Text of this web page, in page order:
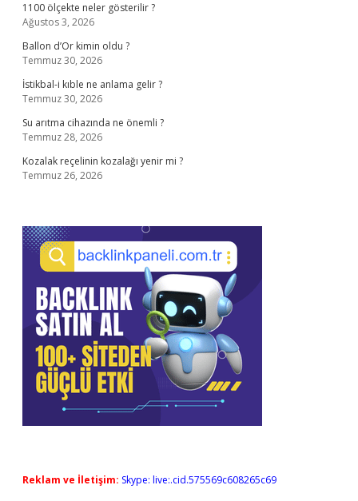
1100 ölçekte neler gösterilir ?
Ağustos 3, 2026
Ballon d’Or kimin oldu ?
Temmuz 30, 2026
İstikbal-i kıble ne anlama gelir ?
Temmuz 30, 2026
Su arıtma cihazında ne önemli ?
Temmuz 28, 2026
Kozalak reçelinin kozalağı yenir mi ?
Temmuz 26, 2026
Reklam ve İletişim: Skype: live:.cid.575569c608265c69